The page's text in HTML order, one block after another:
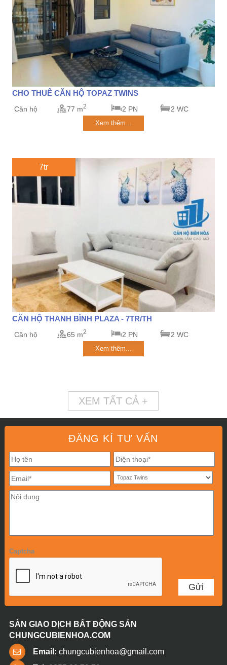
CHO THUÊ CĂN HỘ TOPAZ TWINS
Căn hộ 77 m2 2 PN 2 WC
Xem thêm...
7tr
CĂN HỘ THANH BÌNH PLAZA - 7TR/TH
Căn hộ 65 m2 2 PN 2 WC
Xem thêm...
XEM TẤT CẢ +
ĐĂNG KÍ TƯ VẤN
Captcha
SÀN GIAO DỊCH BẤT ĐỘNG SẢN
CHUNGCUBIENHOA.COM
Email: chungcubienhoa@gmail.com